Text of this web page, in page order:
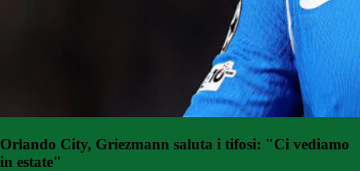
Orlando City, Griezmann saluta i tifosi: "Ci vediamo
in estate"